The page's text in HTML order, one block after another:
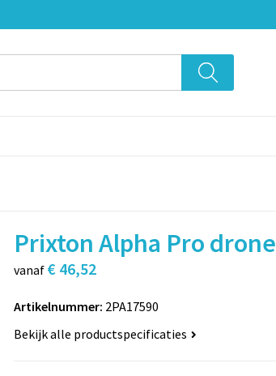
Prixton Alpha Pro drone
vanaf € 46,52
Artikelnummer: 2PA17590
Bekijk alle productspecificaties